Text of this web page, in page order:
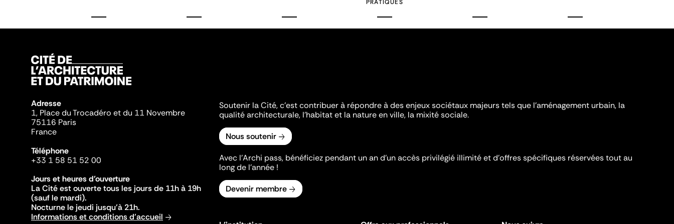
PRATIQUES
Adresse
1, Place du Trocadéro et du 11 Novembre
75116 Paris
France
Téléphone
+33 1 58 51 52 00
Jours et heures d'ouverture
La Cité est ouverte tous les jours de 11h à 19h
(sauf le mardi).
Nocturne le jeudi jusqu'à 21h.
Informations et conditions d'accueil
Soutenir la Cité, c'est contribuer à répondre à des enjeux sociétaux majeurs tels que l'aménagement urbain, la
qualité architecturale, l'habitat et la nature en ville, la mixité sociale.
Nous soutenir
Avec l’Archi pass, bénéficiez pendant un an d’un accès privilégié illimité et d’offres spécifiques réservées tout au
long de l’année !
Devenir membre